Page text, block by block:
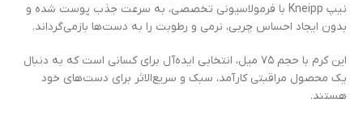
نیپ Kneipp با فرمولاسیونی تخصصی، به سرعت جذب پوست شده و
بدون ایجاد احساس چربی، نرمی و رطوبت را به دست‌ها بازمی‌گرداند.
این کرم با حجم ۷۵ میل، انتخابی ایده‌آل برای کسانی است که به دنبال
یک محصول مراقبتی کارآمد، سبک و سریع‌الاثر برای دست‌های خود
هستند.